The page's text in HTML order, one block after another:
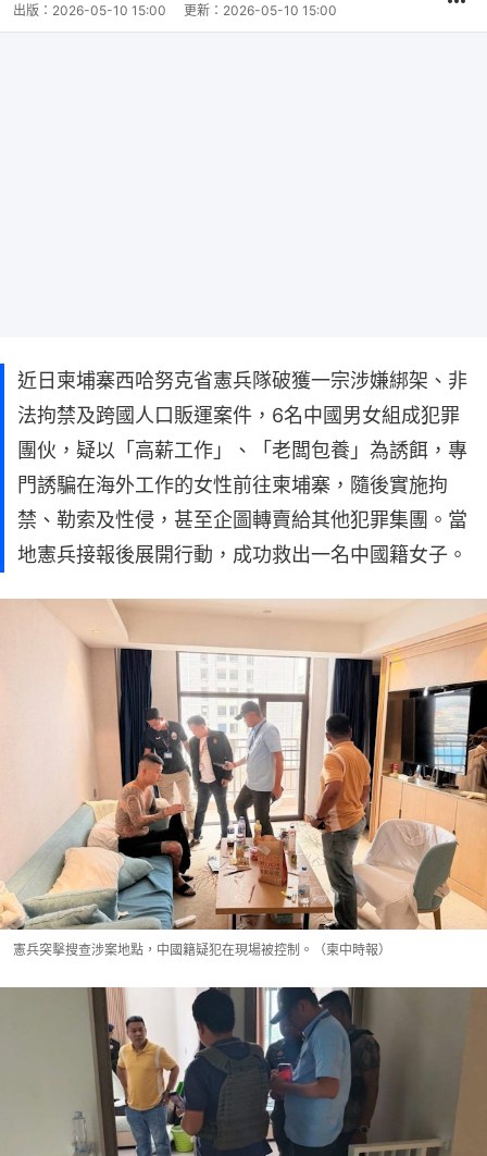
出版： 2026-05-10 15:00 更新： 2026-05-10 15:00
近日柬埔寨西哈努克省憲兵隊破獲一宗涉嫌綁架、非
法拘禁及跨國人口販運案件，6名中國男女組成犯罪
團伙，疑以「高薪工作」、「老闆包養」為誘餌，專
門誘騙在海外工作的女性前往柬埔寨，隨後實施拘
禁、勒索及性侵，甚至企圖轉賣給其他犯罪集團。當
地憲兵接報後展開行動，成功救出一名中國籍女子。
憲兵突擊搜查涉案地點，中國籍疑犯在現場被控制。（柬中時報）